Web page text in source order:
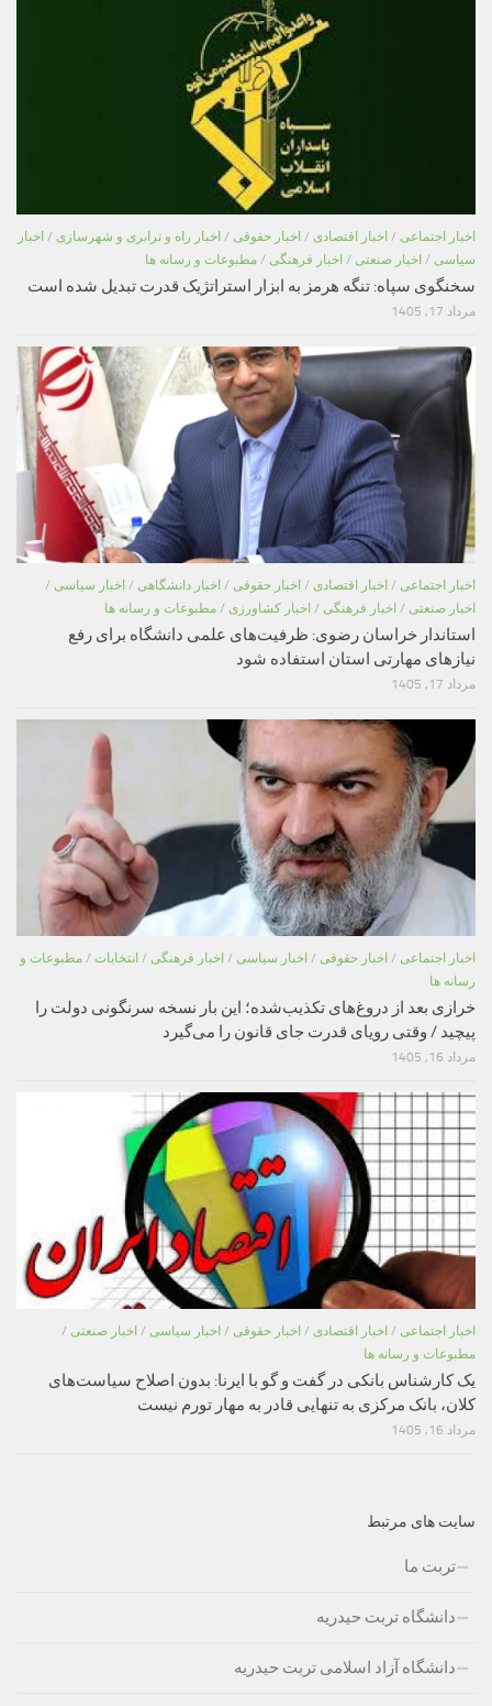
اخبار اجتماعی / اخبار اقتصادی / اخبار حقوقی / اخبار راه و ترابری و شهرسازی / اخبار
سیاسی / اخبار صنعتی / اخبار فرهنگی / مطبوعات و رسانه ها
سخنگوی سپاه: تنگه هرمز به ابزار استراتژیک قدرت تبدیل شده است
مرداد 17, 1405
اخبار اجتماعی / اخبار اقتصادی / اخبار حقوقی / اخبار دانشگاهی / اخبار سیاسی /
اخبار صنعتی / اخبار فرهنگی / اخبار کشاورزی / مطبوعات و رسانه ها
استاندار خراسان رضوی: ظرفیت‌های علمی دانشگاه برای رفع
نیازهای مهارتی استان استفاده شود
مرداد 17, 1405
اخبار اجتماعی / اخبار حقوقی / اخبار سیاسی / اخبار فرهنگی / انتخابات / مطبوعات و
رسانه ها
خرازی بعد از دروغ‌های تکذیب‌شده؛ این بار نسخه سرنگونی دولت را
پیچید / وقتی رویای قدرت جای قانون را می‌گیرد
مرداد 16, 1405
اخبار اجتماعی / اخبار اقتصادی / اخبار حقوقی / اخبار سیاسی / اخبار صنعتی /
مطبوعات و رسانه ها
یک کارشناس بانکی در گفت و گو با ایرنا: بدون اصلاح سیاست‌های
کلان، بانک مرکزی به تنهایی قادر به مهار تورم نیست
مرداد 16, 1405
سایت های مرتبط
تربت ما
دانشگاه تربت حیدریه
دانشگاه آزاد اسلامی تربت حیدریه